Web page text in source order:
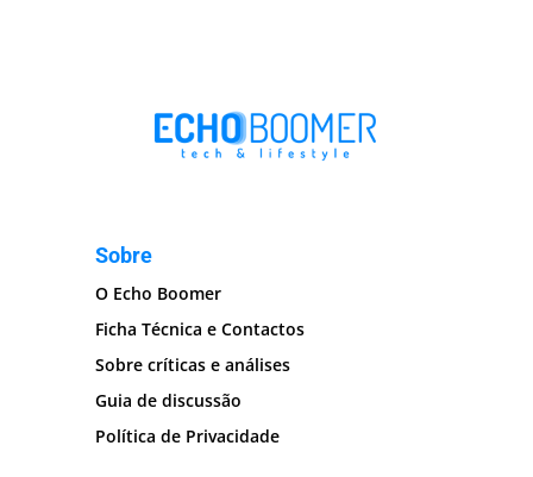
Sobre
O Echo Boomer
Ficha Técnica e Contactos
Sobre críticas e análises
Guia de discussão
Política de Privacidade